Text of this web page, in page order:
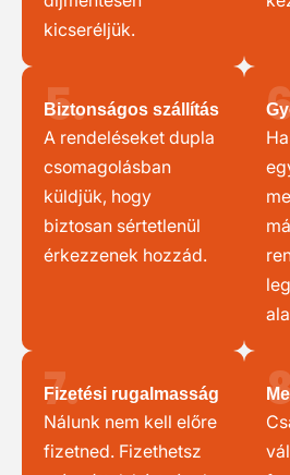
kicseréljük.
5.
Biztonságos szállítás
A rendeléseket dupla
csomagolásban
küldjük, hogy
biztosan sértetlenül
érkezzenek hozzád.
7.
Fizetési rugalmasság
Nálunk nem kell előre
fizetned. Fizethetsz